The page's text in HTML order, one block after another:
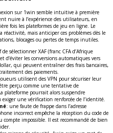
sur 1win semble intuitive à première
nuire à l’expérience des utilisateurs, en
fois les plateformes de jeu en ligne. Le
mais anticiper ces problèmes dès le
blocages ou pertes de temps inutiles.
sélectionner XAF (franc CFA d’Afrique
d’éviter les conversions automatiques vers
qui peuvent entraîner des frais bancaires,
des paiements.
utilisent des VPN pour sécuriser leur
perçu comme une tentative de
plateforme pourrait alors suspendre
exiger une vérification renforcée de l’identité.
: une faute de frappe dans l’adresse
incorrect empêche la réception du code de
impossible. Il est recommandé de bien